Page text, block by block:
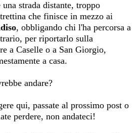
una strada distante, troppo
che finisce in mezzo ai
, obbligando chi l'ha percorsa a
per riportarlo sulla
a Caselle o a San Giorgio,
a casa.
andare?
qui, passate al prossimo post o
perdere, non andateci!